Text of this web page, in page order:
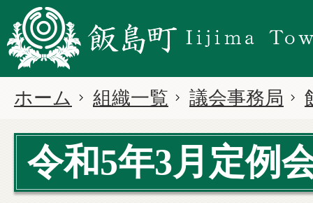
ホーム 組織一覧 議会事務局
令和5年3月定例